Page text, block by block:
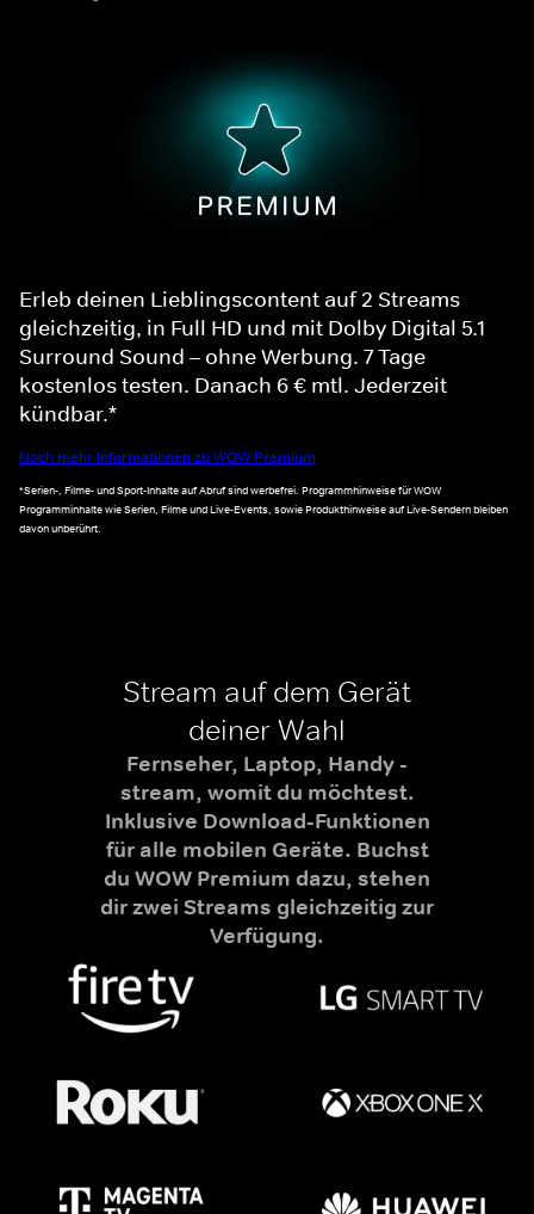
Erleb deinen Lieblingscontent auf 2 Streams
gleichzeitig, in Full HD und mit Dolby Digital 5.1
Surround Sound – ohne Werbung. 7 Tage
kostenlos testen. Danach 6 € mtl. Jederzeit
kündbar.*
Noch mehr Informationen zu WOW Premium
*Serien-, Filme- und Sport-Inhalte auf Abruf sind werbefrei. Programmhinweise für WOW
Programminhalte wie Serien, Filme und Live-Events, sowie Produkthinweise auf Live-Sendern bleiben
davon unberührt.
Stream auf dem Gerät
deiner Wahl
Fernseher, Laptop, Handy -
stream, womit du möchtest.
Inklusive Download-Funktionen
für alle mobilen Geräte. Buchst
du WOW Premium dazu, stehen
dir zwei Streams gleichzeitig zur
Verfügung.